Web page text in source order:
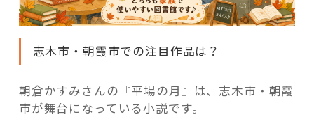
志木市・朝霞市での注目作品は？
朝倉かすみさんの『平場の月』は、志木市・朝霞
市が舞台になっている小説です。